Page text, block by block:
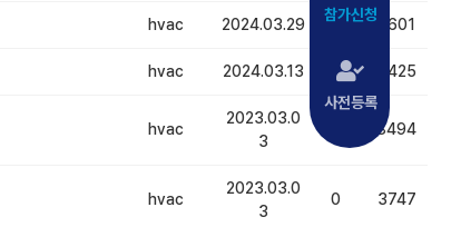
hvac 2024.03.29 2 3601
hvac 2024.03.13 0 3425
hvac
2023.03.0
3
8494
hvac
2023.03.0
3
0 3747
참가신청
사전등록